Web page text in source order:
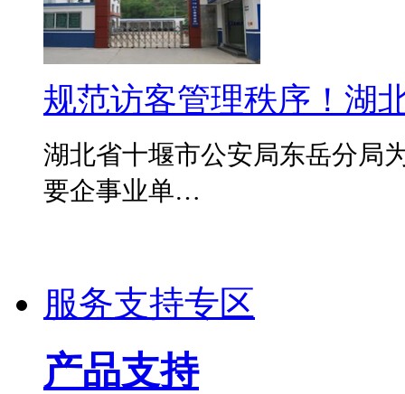
规范访客管理秩序！湖
湖北省十堰市公安局东岳分局
要企事业单…
服务支持专区
产品支持